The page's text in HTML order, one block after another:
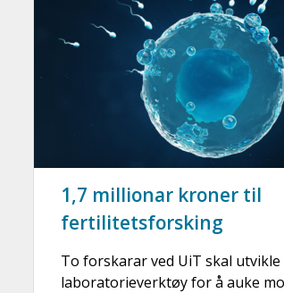
1,7 millionar kroner til
fertilitetsforsking
To forskarar ved UiT skal utvikle
laboratorieverktøy for å auke